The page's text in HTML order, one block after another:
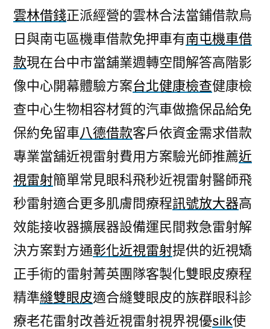
雲林借錢正派經營的雲林合法當鋪借款烏
日與南屯區機車借款免押車有南屯機車借
款現在台中市當舖業週轉空間解答高階影
像中心開幕體驗方案台北健康檢查健康檢
查中心生物相容材質的汽車做擔保品給免
保約免留車八德借款客戶依資金需求借款
專業當舖近視雷射費用方案驗光師推薦近
視雷射簡單常見眼科飛秒近視雷射醫師飛
秒雷射適合更多肌膚問療程訊號放大器高
效能接收器擴展器設備運民間救急雷射解
決方案對方通彰化近視雷射提供的近視矯
正手術的雷射菁英團隊客製化雙眼皮療程
精準縫雙眼皮適合縫雙眼皮的族群眼科診
療老花雷射改善近視雷射視界視優silk使